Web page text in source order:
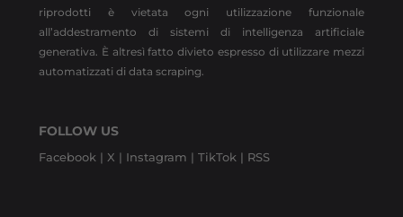
riprodotti è vietata ogni utilizzazione funzionale
all’addestramento di sistemi di intelligenza artificiale
generativa. È altresì fatto divieto espresso di utilizzare mezzi
automatizzati di data scraping.
FOLLOW US
Facebook | X | Instagram | TikTok | RSS